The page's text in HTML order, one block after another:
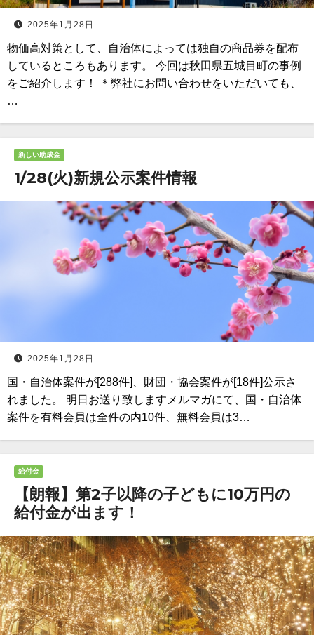
2025年1月28日
物価高対策として、自治体によっては独自の商品券を配布
しているところもあります。 今回は秋田県五城目町の事例
をご紹介します！ ＊弊社にお問い合わせをいただいても、
…
新しい助成金
1/28(火)新規公示案件情報
2025年1月28日
国・自治体案件が[288件]、財団・協会案件が[18件]公示さ
れました。 明日お送り致しますメルマガにて、国・自治体
案件を有料会員は全件の内10件、無料会員は3…
給付金
【朗報】第2子以降の子どもに10万円の
給付金が出ます！